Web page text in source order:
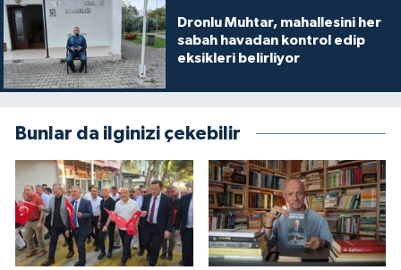
Dronlu Muhtar, mahallesini her
sabah havadan kontrol edip
eksikleri belirliyor
Bunlar da ilginizi çekebilir